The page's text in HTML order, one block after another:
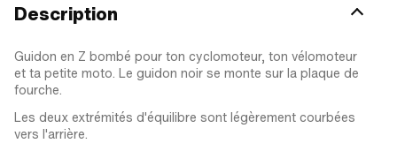
Description
Guidon en Z bombé pour ton cyclomoteur, ton vélomoteur
et ta petite moto. Le guidon noir se monte sur la plaque de
fourche.
Les deux extrémités d'équilibre sont légèrement courbées
vers l'arrière.